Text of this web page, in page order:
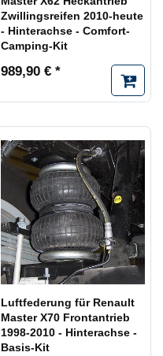
Zwillingsreifen 2010-heute
- Hinterachse - Comfort-
Camping-Kit
989,90 € *
Luftfederung für Renault
Master X70 Frontantrieb
1998-2010 - Hinterachse -
Basis-Kit